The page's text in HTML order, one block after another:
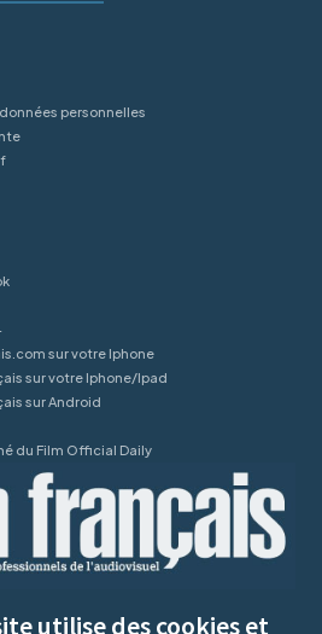
personnelles
sur votre Iphone
sur votre Iphone/Ipad
sur Android
du Film Official Daily
utilise des cookies et